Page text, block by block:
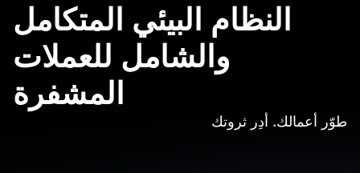
النظام البيئي المتكامل
والشامل للعملات
المشفرة
طوّر أعمالك. أدِر ثروتك